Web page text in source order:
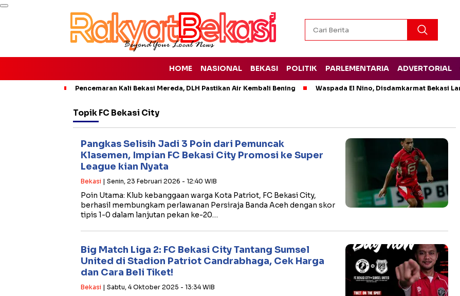
HOME NASIONAL BEKASI POLITIK PARLEMENTARIA ADVERTORIAL
Pencemaran Kali Bekasi Mereda, DLH Pastikan Air Kembali Bening Waspada El Nino, Disdamkarmat Bekasi
Topik FC Bekasi City
Pangkas Selisih Jadi 3 Poin dari Pemuncak
Klasemen, Impian FC Bekasi City Promosi ke Super
League kian Nyata
Bekasi | Senin, 23 Februari 2026 - 12:40 WIB
Poin Utama: Klub kebanggaan warga Kota Patriot, FC Bekasi City,
berhasil membungkam perlawanan Persiraja Banda Aceh dengan skor
tipis 1-0 dalam lanjutan pekan ke-20…
Big Match Liga 2: FC Bekasi City Tantang Sumsel
United di Stadion Patriot Candrabhaga, Cek Harga
dan Cara Beli Tiket!
Bekasi | Sabtu, 4 Oktober 2025 - 13:34 WIB